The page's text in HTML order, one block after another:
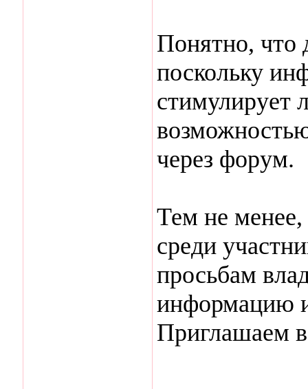
Понятно, что
поскольку
стимулирует
через форум.
Тем не
среди
просьбам
информацию
Приглашаем